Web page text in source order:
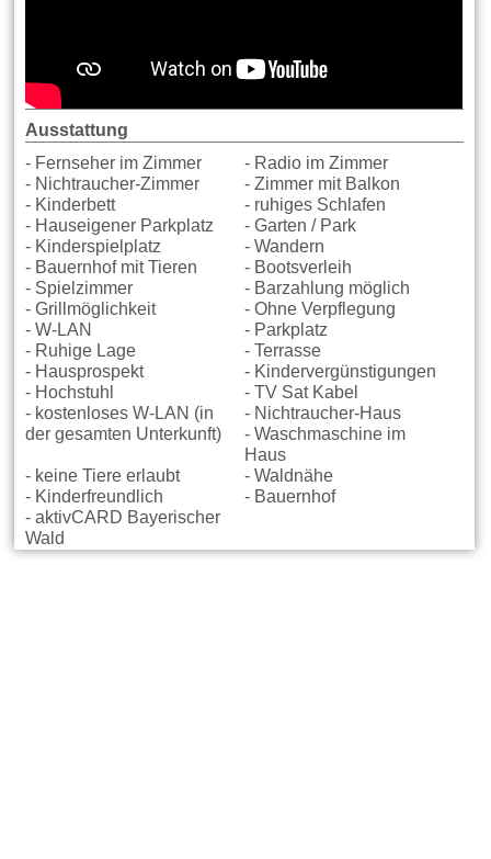
Ausstattung
- Fernseher im Zimmer
- Radio im Zimmer
- Nichtraucher-Zimmer
- Zimmer mit Balkon
- Kinderbett
- ruhiges Schlafen
- Hauseigener Parkplatz
- Garten / Park
- Kinderspielplatz
- Wandern
- Bauernhof mit Tieren
- Bootsverleih
- Spielzimmer
- Barzahlung möglich
- Grillmöglichkeit
- Ohne Verpflegung
- W-LAN
- Parkplatz
- Ruhige Lage
- Terrasse
- Hausprospekt
- Kindervergünstigungen
- Hochstuhl
- TV Sat Kabel
- kostenloses W-LAN (in
der gesamten Unterkunft)
- Nichtraucher-Haus
- Waschmaschine im
Haus
- keine Tiere erlaubt
- Waldnähe
- Kinderfreundlich
- Bauernhof
- aktivCARD Bayerischer
Wald